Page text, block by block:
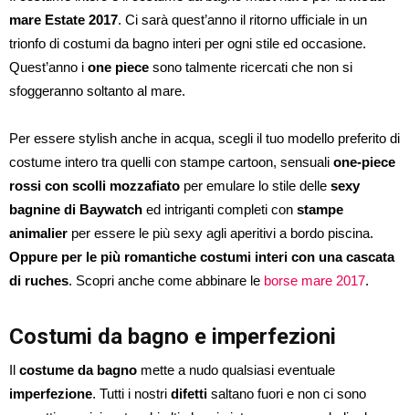
mare Estate 2017. Ci sarà quest’anno il ritorno ufficiale in un
trionfo di costumi da bagno interi per ogni stile ed occasione.
Quest’anno i one piece sono talmente ricercati che non si
sfoggeranno soltanto al mare.
Per essere stylish anche in acqua, scegli il tuo modello preferito di
costume intero tra quelli con stampe cartoon, sensuali one-piece
rossi con scolli mozzafiato per emulare lo stile delle sexy
bagnine di Baywatch ed intriganti completi con stampe
animalier per essere le più sexy agli aperitivi a bordo piscina.
Oppure per le più romantiche costumi interi con una cascata
di ruches. Scopri anche come abbinare le borse mare 2017.
Costumi da bagno e imperfezioni
Il costume da bagno mette a nudo qualsiasi eventuale
imperfezione. Tutti i nostri difetti saltano fuori e non ci sono